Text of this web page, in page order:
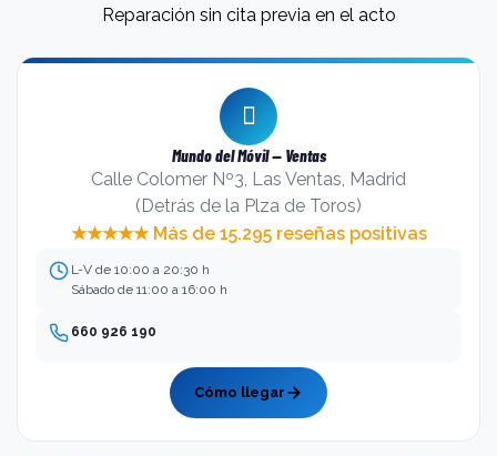
Reparación sin cita previa en el acto
Mundo del Móvil — Ventas
Calle Colomer Nº3, Las Ventas, Madrid
(Detrás de la Plza de Toros)
★★★★★ Más de 15.295 reseñas positivas
L-V de 10:00 a 20:30 h
Sábado de 11:00 a 16:00 h
660 926 190
Cómo llegar